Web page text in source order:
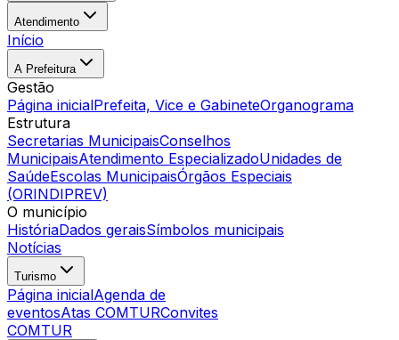
Atendimento
Início
A Prefeitura
Gestão
Página inicialPrefeita, Vice e GabineteOrganograma
Estrutura
Secretarias MunicipaisConselhos
MunicipaisAtendimento EspecializadoUnidades de
SaúdeEscolas MunicipaisÓrgãos Especiais
(ORINDIPREV)
O município
HistóriaDados geraisSímbolos municipais
Notícias
Turismo
Página inicialAgenda de
eventosAtas COMTURConvites
COMTUR